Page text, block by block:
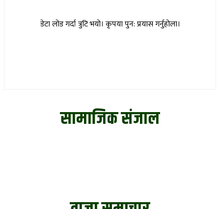
डेटा लोड गर्दा त्रुटि भयो। कृपया पुन: प्रयास गर्नुहोला।
सामाजिक संजाल